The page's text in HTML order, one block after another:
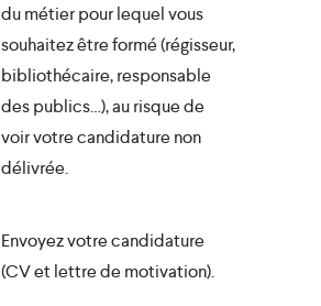
du métier pour lequel vous
souhaitez être formé (régisseur,
bibliothécaire, responsable
des publics…), au risque de
voir votre candidature non
délivrée.
Envoyez votre candidature
(CV et lettre de motivation).